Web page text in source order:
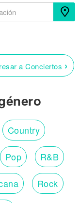
a Conciertos ›
Country
Pop R&B
Rock